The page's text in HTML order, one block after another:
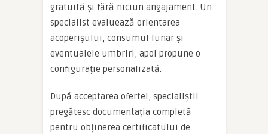
gratuită și fără niciun angajament. Un
specialist evaluează orientarea
acoperișului, consumul lunar și
eventualele umbriri, apoi propune o
configurație personalizată.
După acceptarea ofertei, specialiștii
pregătesc documentația completă
pentru obținerea certificatului de